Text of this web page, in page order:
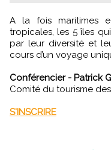
A la fois maritimes et montagneuses, volcaniques et
tropicales, les 5 îles
par leur diversité et
cours d’un voyage
Conférencier - Patrick
Comité du tourisme
S'INSCRIRE